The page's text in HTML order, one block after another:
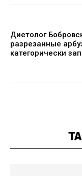
Диетолог
разрезанные
категорически